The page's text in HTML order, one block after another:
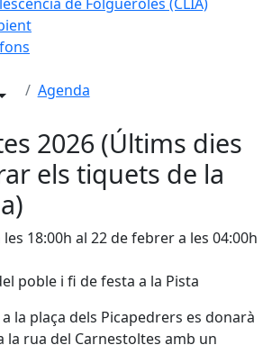
Agenda
2026 (Últims dies
els tiquets de la
18:00h al 22 de febrer a les 04:00h
poble i fi de festa a la Pista
la plaça dels Picapedrers es donarà
la rua del Carnestoltes amb un